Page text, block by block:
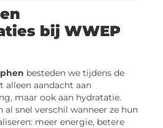
bij WWEP
besteden we tijdens de
alleen aandacht aan
maar ook aan hydratatie.
al snel verschil wanneer ze hun
meer energie, betere